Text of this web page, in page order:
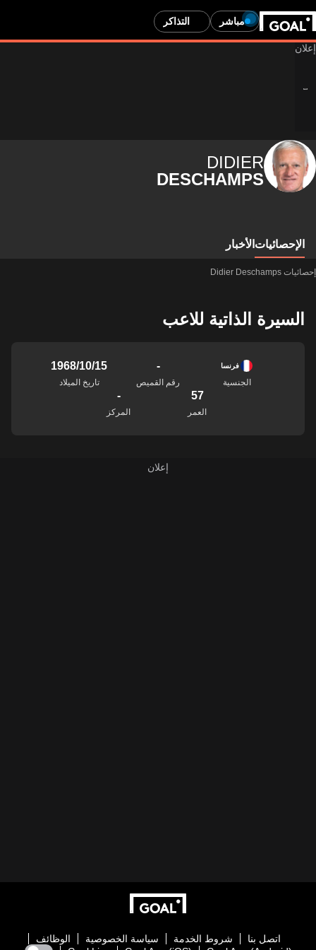
مباشر التذاكر
DIDIER
DESCHAMPS
الإحصائيات الأخبار
إحصائيات Didier Deschamps
السيرة الذاتية للاعب
فرنسا
الجنسية
-
رقم القميص
15‏/10‏/1968
تاريخ الميلاد
57
العمر
-
المركز
اتصل بنا شروط الخدمة سياسة الخصوصية
الوظائف